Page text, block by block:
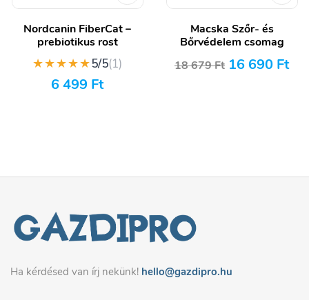
Nordcanin FiberCat –
prebiotikus rost
★★★★★5/5(1)
6 499 Ft
Macska Szőr- és
Bőrvédelem csomag
18 679Ft 16 690 Ft
Ha kérdésed van írj nekünk! hello@gazdipro.hu